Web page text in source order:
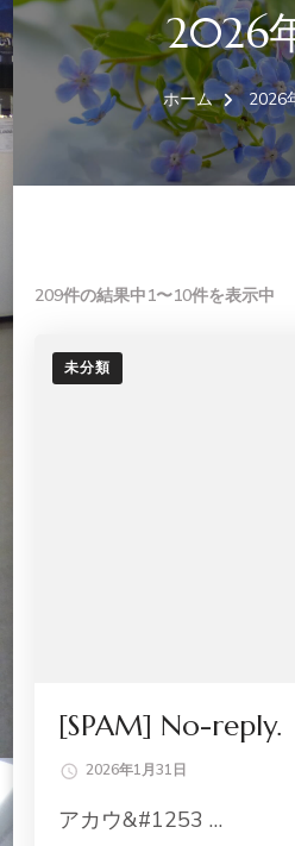
2026
ホーム 2026
209件の結果中1〜10件を表示中
未分類
[SPAM] No-reply.
2026年1月31日
アカウ&#1253 …